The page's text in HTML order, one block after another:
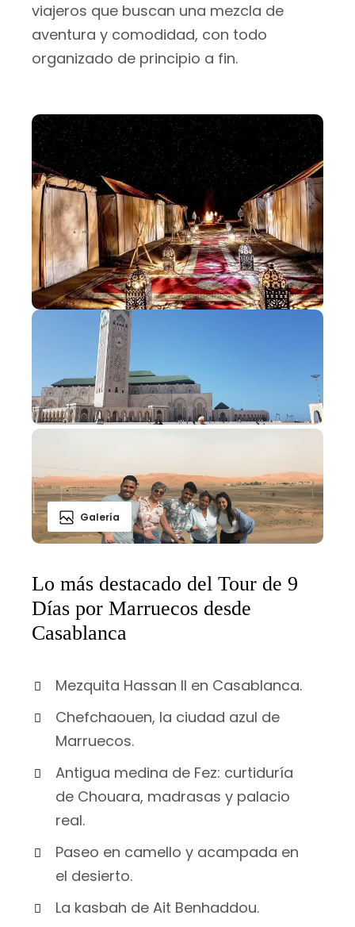
viajeros que buscan una mezcla de
aventura y comodidad, con todo
organizado de principio a fin.
Galería
Lo más destacado del Tour de 9
Días por Marruecos desde
Casablanca
Mezquita Hassan II en Casablanca.
Chefchaouen, la ciudad azul de
Marruecos.
Antigua medina de Fez: curtiduría
de Chouara, madrasas y palacio
real.
Paseo en camello y acampada en
el desierto.
La kasbah de Ait Benhaddou.